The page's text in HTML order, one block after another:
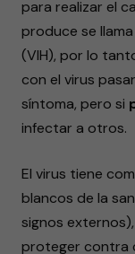
para realizar el
produce se
(VIH), por lo
con el virus
síntoma, pero si
infectar a otros.
El virus tiene
blancos de la
signos
proteger contra